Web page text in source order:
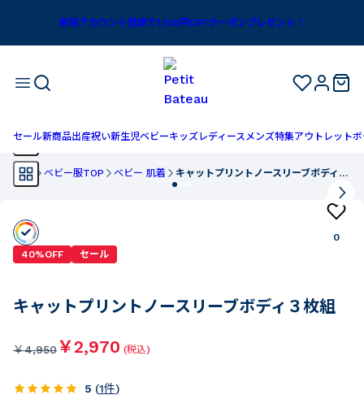
新規アカウント登録で1,100円OFFクーポンプレゼント！
セール新商品出産祝い新生児ベビーキッズ レディースメンズ特集アウトレットボ
TOP ベビー服TOP ベビー 肌着 キャットプリントノースリーブボディ３枚組
0
40%OFF
セール
キャットプリントノースリーブボディ３枚組
￥4,950￥2,970 (税込)
5 (1件)